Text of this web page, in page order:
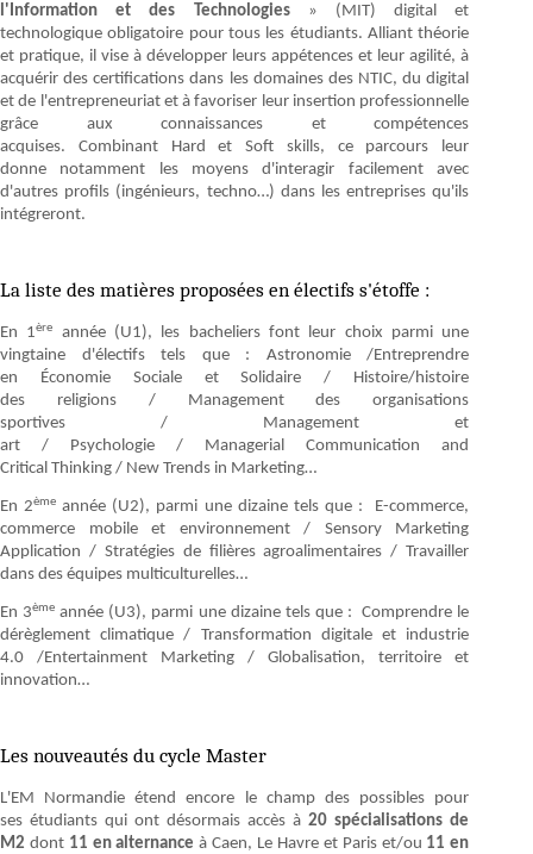
l'Information et des Technologies» (MIT) digital et
technologique obligatoire pour tous les étudiants. Alliant théorie
et pratique, il vise à développer leurs appétences et leur agilité, à
acquérir des certifications dans les domaines des NTIC, du digital
et de l'entrepreneuriat et à favoriser leur insertion professionnelle
grâce aux connaissances et compétences
acquises. Combinant Hard et Soft skills, ce parcours leur
donne notamment les moyens d'interagir facilement avec
d'autres profils (ingénieurs, techno…) dans les entreprises qu'ils
intégreront.
La liste des matières proposées en électifs s'étoffe :
En 1ère
année (U1), les bacheliers font leur choix parmi une
vingtaine d'électifs tels que : Astronomie /Entreprendre
en Économie Sociale et Solidaire / Histoire/histoire
des religions / Management des organisations
sportives / Management et
art / Psychologie / Managerial Communication and
Critical Thinking / New Trends in Marketing…
En 2ème année (U2), parmi une dizaine tels que : E-commerce,
commerce mobile et environnement / Sensory Marketing
Application / Stratégies de filières agroalimentaires / Travailler
dans des équipes multiculturelles…
En 3ème année (U3), parmi une dizaine tels que : Comprendre le
dérèglement climatique / Transformation digitale et industrie
4.0 /Entertainment Marketing / Globalisation, territoire et
innovation…
Les nouveautés du cycle Master
L'EM Normandie étend encore le champ des possibles pour
ses étudiants qui ont désormais accès à20 spécialisations de
M2 dont 11 en alternance à Caen, Le Havre et Paris et/ou 11 en